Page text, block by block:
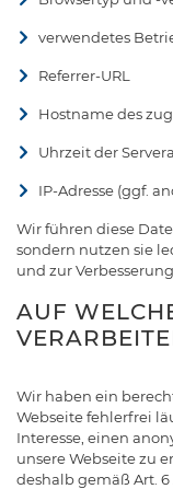
verwendetes
Referrer-URL
Hostname des
Uhrzeit der
IP-Adresse (ggf.
Wir führen diese
sondern nutzen sie
und zur
AUF
Wir haben ein
Webseite fehlerfrei
Interesse, einen
unsere Webseite zu
deshalb gemäß Art. 6